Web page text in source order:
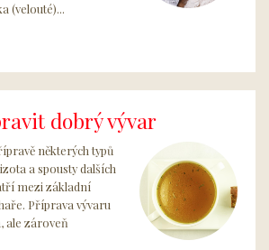
(velouté)...
dobrý vývar
některých typů
a spousty dalších
mezi základní
Příprava vývaru
ale zároveň